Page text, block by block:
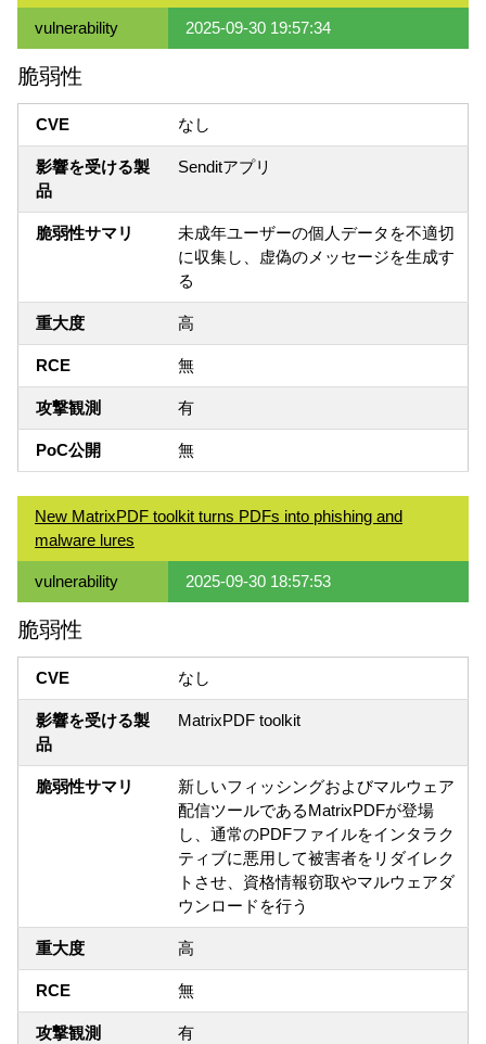
vulnerability 2025-09-30 19:57:34
脆弱性
CVE なし
影響を受ける製
品
Senditアプリ
脆弱性サマリ
未成年ユーザーの個人データを不適切
に収集し、虚偽のメッセージを生成す
る
重大度 高
RCE 無
攻撃観測 有
PoC公開 無
New MatrixPDF toolkit turns PDFs into phishing and
malware lures
vulnerability 2025-09-30 18:57:53
脆弱性
CVE なし
影響を受ける製
品
MatrixPDF toolkit
脆弱性サマリ
新しいフィッシングおよびマルウェア
配信ツールであるMatrixPDFが登場
し、通常のPDFファイルをインタラク
ティブに悪用して被害者をリダイレク
トさせ、資格情報窃取やマルウェアダ
ウンロードを行う
重大度 高
RCE 無
攻撃観測 有